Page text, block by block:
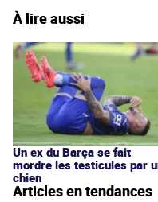
À lire aussi
Un ex du Barça se fait
mordre les testicules par
chien
Articles en tendances